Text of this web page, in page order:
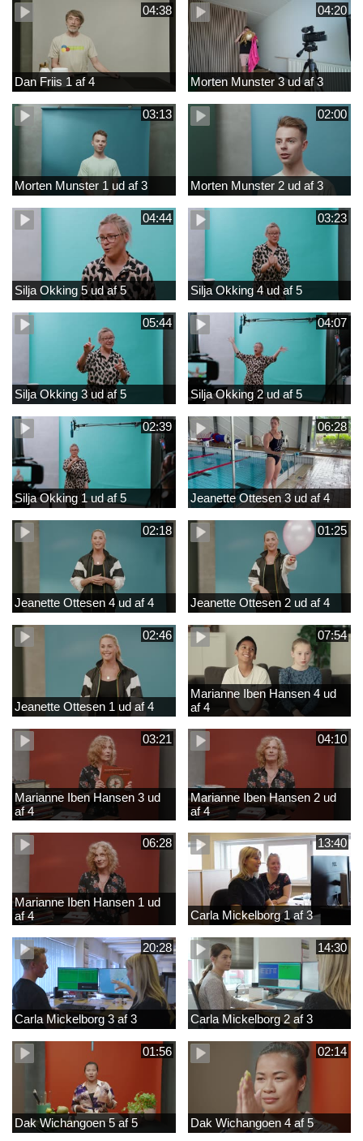
04:38
Dan Friis 1 af 4
04:20
Morten Munster 3 ud af 3
03:13
Morten Munster 1 ud af 3
02:00
Morten Munster 2 ud af 3
04:44
Silja Okking 5 ud af 5
03:23
Silja Okking 4 ud af 5
05:44
Silja Okking 3 ud af 5
04:07
Silja Okking 2 ud af 5
02:39
Silja Okking 1 ud af 5
06:28
Jeanette Ottesen 3 ud af 4
02:18
Jeanette Ottesen 4 ud af 4
01:25
Jeanette Ottesen 2 ud af 4
02:46
Jeanette Ottesen 1 ud af 4
07:54
Marianne Iben Hansen 4 ud
af 4
03:21
Marianne Iben Hansen 3 ud
af 4
04:10
Marianne Iben Hansen 2 ud
af 4
06:28
Marianne Iben Hansen 1 ud
af 4
13:40
Carla Mickelborg 1 af 3
20:28
Carla Mickelborg 3 af 3
14:30
Carla Mickelborg 2 af 3
01:56
Dak Wichangoen 5 af 5
02:14
Dak Wichangoen 4 af 5